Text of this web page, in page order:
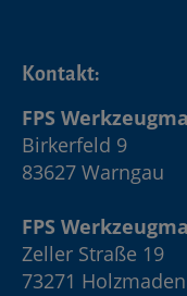
Kontakt:
FPS
Birkerfeld 9
83627 Warngau
FPS
Zeller Straße 19
73271 Holzmaden